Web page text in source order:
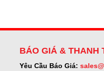
BÁO GIÁ & THANH
Yêu Cầu Báo Giá: